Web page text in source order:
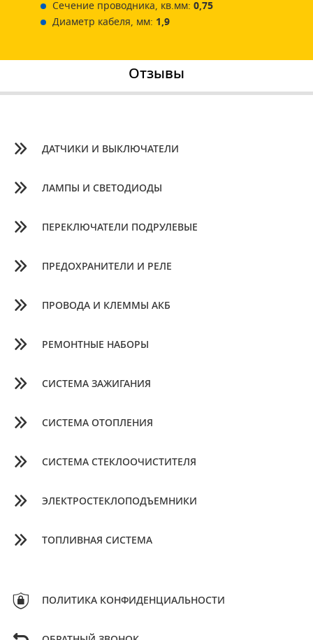
Сечение проводника, кв.мм: 0,75
Диаметр кабеля, мм: 1,9
Отзывы
ДАТЧИКИ И ВЫКЛЮЧАТЕЛИ
ЛАМПЫ И СВЕТОДИОДЫ
ПЕРЕКЛЮЧАТЕЛИ ПОДРУЛЕВЫЕ
ПРЕДОХРАНИТЕЛИ И РЕЛЕ
ПРОВОДА И КЛЕММЫ АКБ
РЕМОНТНЫЕ НАБОРЫ
СИСТЕМА ЗАЖИГАНИЯ
СИСТЕМА ОТОПЛЕНИЯ
СИСТЕМА СТЕКЛООЧИСТИТЕЛЯ
ЭЛЕКТРОСТЕКЛОПОДЪЕМНИКИ
ТОПЛИВНАЯ СИСТЕМА
ПОЛИТИКА КОНФИДЕНЦИАЛЬНОСТИ